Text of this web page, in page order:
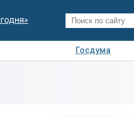
Госдума